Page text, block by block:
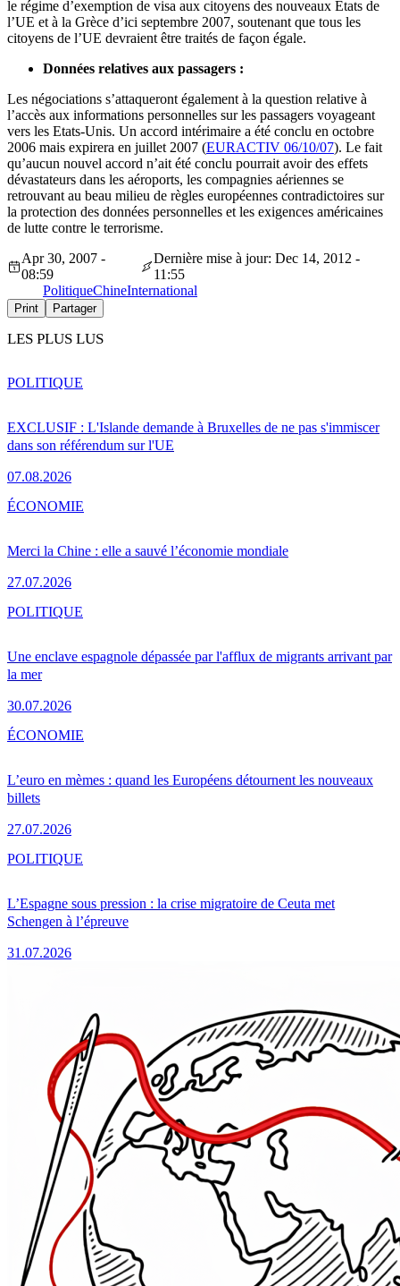
le régime d’exemption de visa aux citoyens des nouveaux Etats de
l’UE et à la Grèce d’ici septembre 2007, soutenant que tous les
citoyens de l’UE devraient être traités de façon égale.
Données relatives aux passagers :
Les négociations s’attaqueront également à la question relative à
l’accès aux informations personnelles sur les passagers voyageant
vers les Etats-Unis. Un accord intérimaire a été conclu en octobre
2006 mais expirera en juillet 2007 (EURACTIV 06/10/07). Le fait
qu’aucun nouvel accord n’ait été conclu pourrait avoir des effets
dévastateurs dans les aéroports, les compagnies aériennes se
retrouvant au beau milieu de règles européennes contradictoires sur
la protection des données personnelles et les exigences américaines
de lutte contre le terrorisme.
Apr 30, 2007 -
08:59
Dernière mise à jour: Dec 14, 2012 -
11:55
PolitiqueChineInternational
Print Partager
LES PLUS LUS
EXCLUSIF : L'Islande demande à Bruxelles de ne pas s'immiscer
dans son référendum sur l'UE
07.08.2026
POLITIQUE
Merci la Chine : elle a sauvé l’économie mondiale
27.07.2026
ÉCONOMIE
Une enclave espagnole dépassée par l'afflux de migrants arrivant par
la mer
30.07.2026
POLITIQUE
L’euro en mèmes : quand les Européens détournent les nouveaux
billets
27.07.2026
ÉCONOMIE
L’Espagne sous pression : la crise migratoire de Ceuta met
Schengen à l’épreuve
31.07.2026
POLITIQUE